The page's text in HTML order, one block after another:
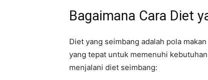
Bagaimana Cara Diet
Diet yang seimbang adalah pola
yang tepat untuk memenuhi
menjalani diet seimbang: